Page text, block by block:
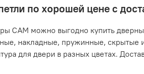
по хорошей цене с
САМ можно выгодно купить
накладные, пружинные,
для двери в разных цветах.